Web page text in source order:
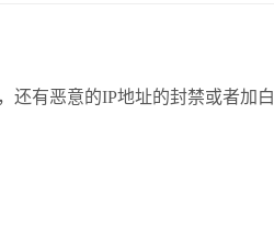
还有恶意的IP地址的封禁或者加白